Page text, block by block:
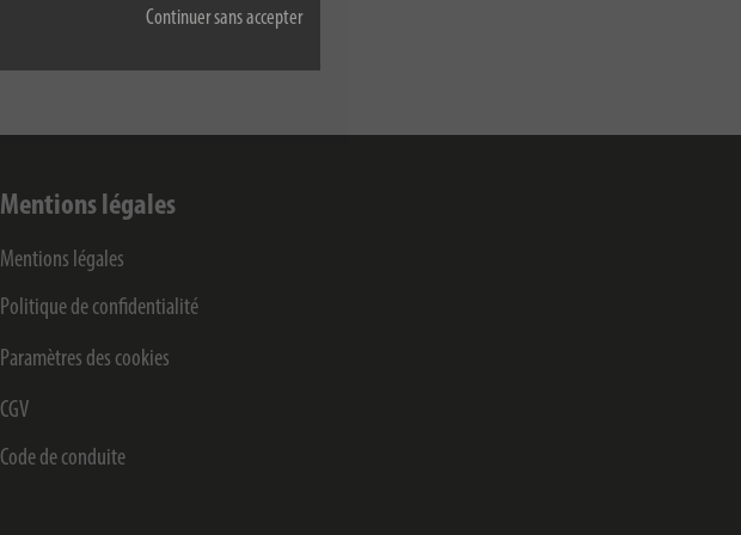
Continuer sans accepter
Mentions légales
Mentions légales
Politique de confidentialité
Paramètres des cookies
CGV
Code de conduite